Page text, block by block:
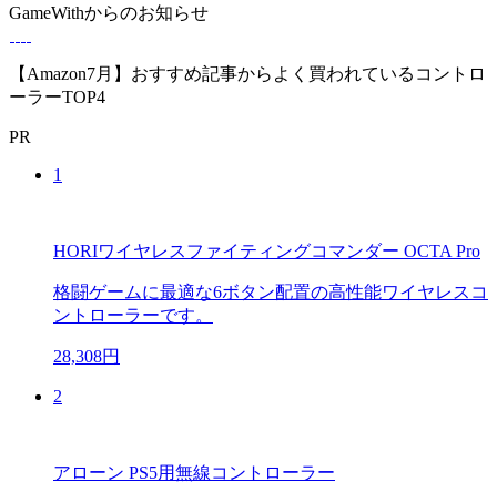
GameWithからのお知らせ
【Amazon7月】おすすめ記事からよく買われているコントロ
ーラーTOP4
PR
1
HORIワイヤレスファイティングコマンダー OCTA Pro
格闘ゲームに最適な6ボタン配置の高性能ワイヤレスコ
ントローラーです。
28,308円
2
アローン PS5用無線コントローラー